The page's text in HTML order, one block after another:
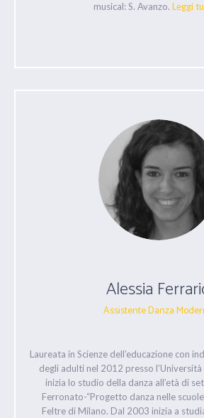
musical: S. Avanzo.Leggi
Alessia
Assistente Danza
Laureata in Scienze dell’educazione con
degli adulti nel 2012 presso
inizia lo studio della danza all’età di
Ferronato-“Progetto danza nelle
Feltre di Milano. Dal 2003 inizia a